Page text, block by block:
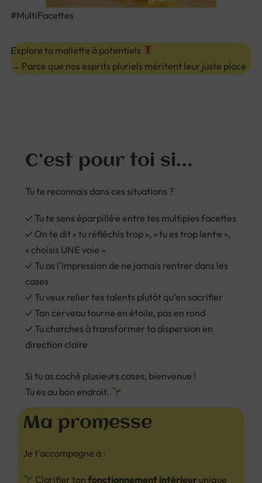
#MultiFacettes
Explore ta mallette à potentiels
→ Parce que nos esprits pluriels méritent leur juste place
C’est pour toi si…
Tu te reconnais dans ces situations ?
✓ Tu te sens éparpillé·e entre tes multiples facettes
✓ On te dit « tu réfléchis trop », « tu es trop lent·e »,
« choisis UNE voie »
✓ Tu as l’impression de ne jamais rentrer dans les
cases
✓ Tu veux relier tes talents plutôt qu’en sacrifier
✓ Ton cerveau tourne en étoile, pas en rond
✓ Tu cherches à transformer ta dispersion en
direction claire
Si tu as coché plusieurs cases, bienvenue !
Tu es au bon endroit.
Ma promesse
Je t’accompagne à :
Clarifier ton fonctionnement intérieur unique